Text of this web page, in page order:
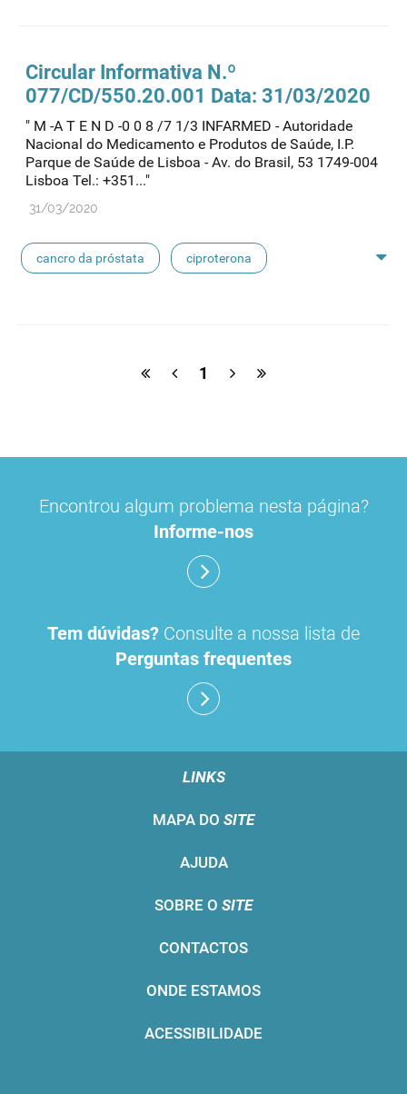
valerato de estradiol hirsutismo
terapêutica de substituição hormonal
risco de meningioma
meningioma
Circular Informativa N.º
077/CD/550.20.001 Data: 31/03/2020
" M -A T E N D -0 0 8 /7 1/3 INFARMED - Autoridade
Nacional do Medicamento e Produtos de Saúde, I.P.
Parque de Saúde de Lisboa - Av. do Brasil, 53 1749-004
Lisboa Tel.: +351..."
31/03/2020
cancro da próstata ciproterona
1
Encontrou algum problema nesta página?
Informe-nos
Tem dúvidas? Consulte a nossa lista de
Perguntas frequentes
LINKS
MAPA DO SITE
AJUDA
SOBRE O SITE
CONTACTOS
ONDE ESTAMOS
ACESSIBILIDADE